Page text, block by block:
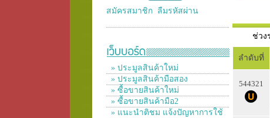
สมัครสมาชิก ลืมรหัสผ่าน
» ประมูลสินค้าใหม่
» ประมูลสินค้ามือสอง
» ซื้อขายสินค้าใหม่
» ซื้อขายสินค้ามือ2
» แนะนำติชม แจ้งปัญหาการใช้
ช่วง
ลำดับที่
544321